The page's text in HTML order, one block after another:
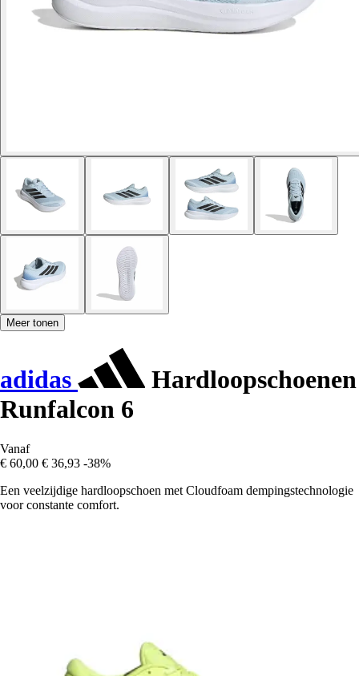
Meer tonen
adidas
Hardloopschoenen
Runfalcon 6
Vanaf
€ 60,00 € 36,93 -38%
Een veelzijdige hardloopschoen met Cloudfoam dempingstechnologie
voor constante comfort.